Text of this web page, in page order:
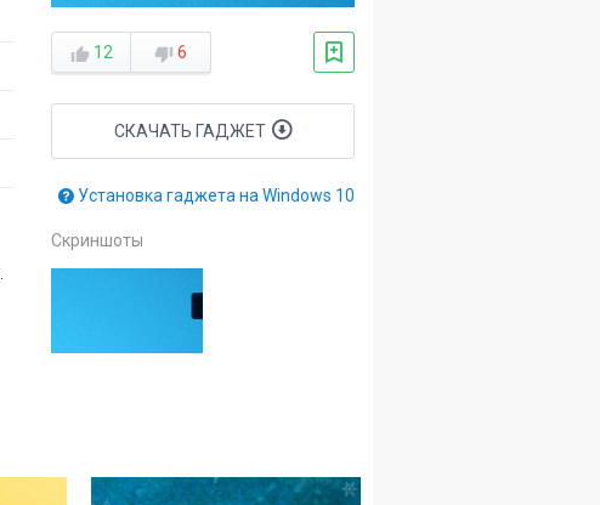
12 6
СКАЧАТЬ ГАДЖЕТ
Установка гаджета на Windows 10
Скриншоты